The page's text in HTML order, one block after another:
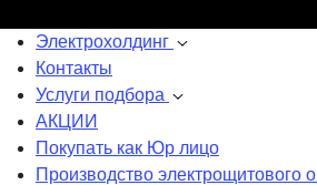
Электрохолдинг
Контакты
Услуги подбора
АКЦИИ
Покупать как Юр лицо
Производство электрощитового